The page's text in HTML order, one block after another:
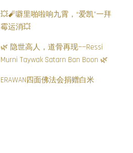
💥🧨噼里啪啦响九霄，“爱凯”一拜
霉运消💥
🌿 隐世高人，道骨再现——Ressi
Murni Taywak Satarn Ban Boon 🌿
ERAWAN四面佛法会捐赠白米